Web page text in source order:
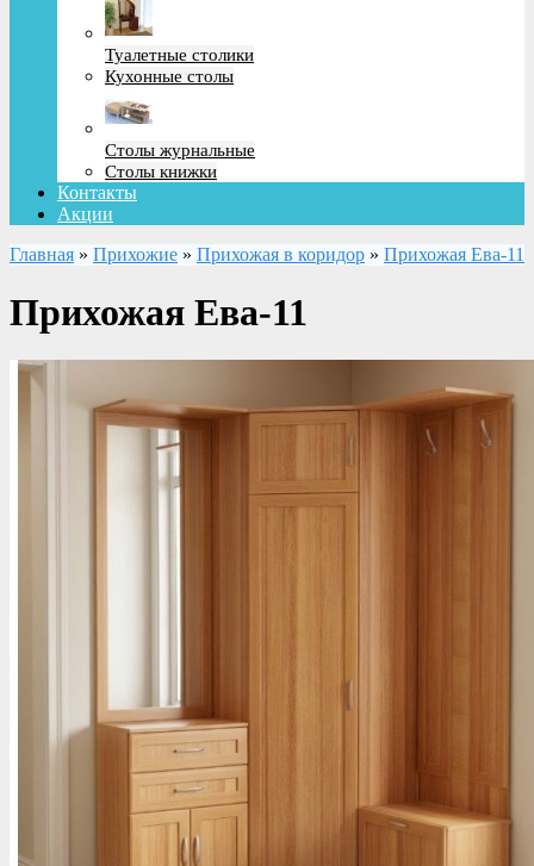
Туалетные столики
Кухонные столы
Столы журнальные
Столы книжки
Контакты
Акции
Главная » Прихожие » Прихожая в коридор » Прихожая Ева-11
Прихожая Ева-11